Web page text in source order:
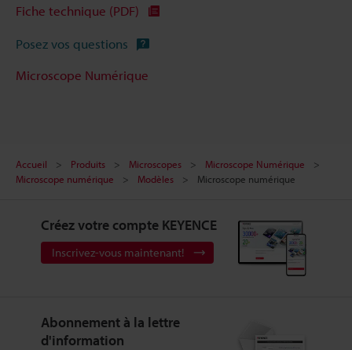
Fiche technique (PDF)
Posez vos questions
Microscope Numérique
Accueil Produits Microscopes
Microscope Numérique
Microscope numérique
Modèles Microscope numérique
Créez votre compte KEYENCE
Inscrivez-vous maintenant!
Abonnement à la lettre
d'information